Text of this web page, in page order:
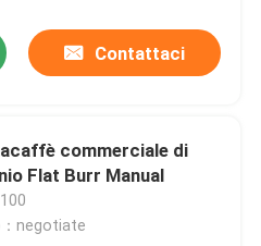
Contattaci
commerciale di
Flat Burr Manual
negotiate